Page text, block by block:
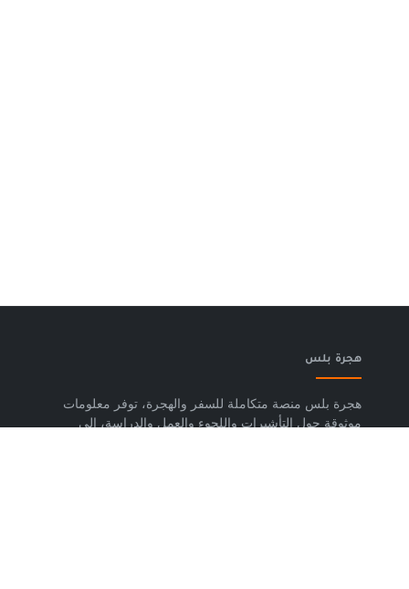
هجرة بلس
هجرة بلس منصة متكاملة للسفر والهجرة، توفر معلومات
موثوقة حول التأشيرات واللجوء والعمل والدراسة، إلى